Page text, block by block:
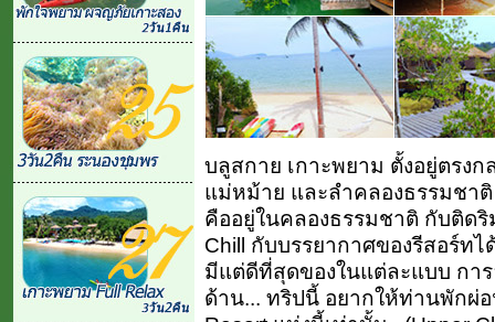
บลูสกาย เกาะพยาม ตั้งอยู่ตรง
แม่หม้าย และลำคลองธรรมชา
คืออยู่ในคลองธรรมชาติ กับติด
Chill กับบรรยากาศของรีสอร์ท
มีแต่ดีที่สุดของในแต่ละแบบ กา
ด้าน... ทริปนี้ อยากให้ท่านพักผ่อ